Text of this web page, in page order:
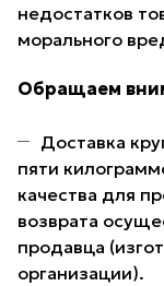
недостатков
морального
Обращаем
Доставка
пяти
качества для
возврата
продавца
организации).